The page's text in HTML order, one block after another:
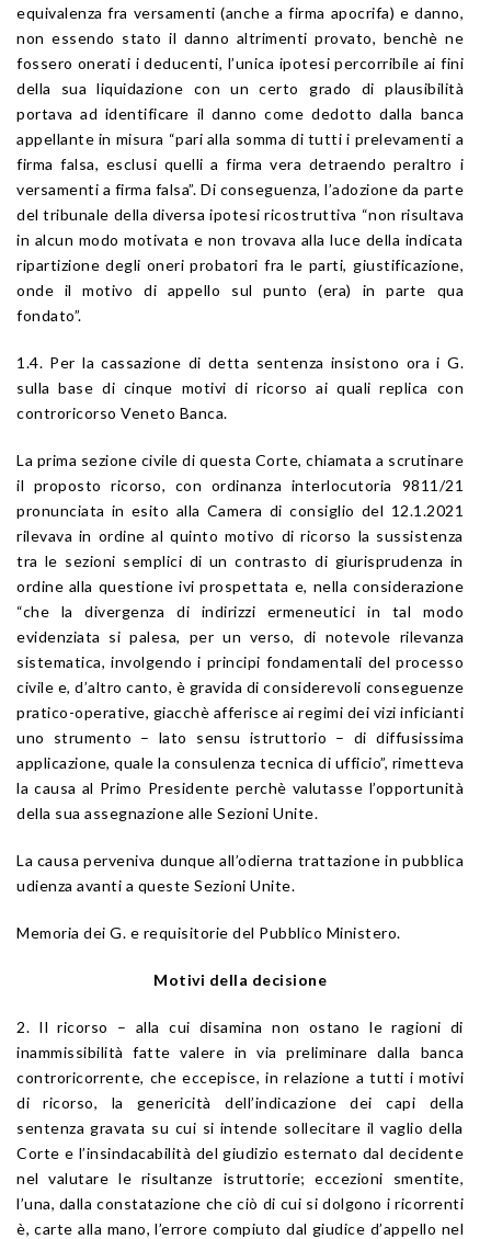
equivalenza fra versamenti (anche a firma apocrifa) e danno,
non essendo stato il danno altrimenti provato, benchè ne
fossero onerati i deducenti, l’unica ipotesi percorribile ai fini
della sua liquidazione con un certo grado di plausibilità
portava ad identificare il danno come dedotto dalla banca
appellante in misura “pari alla somma di tutti i prelevamenti a
firma falsa, esclusi quelli a firma vera detraendo peraltro i
versamenti a firma falsa”. Di conseguenza, l’adozione da parte
del tribunale della diversa ipotesi ricostruttiva “non risultava
in alcun modo motivata e non trovava alla luce della indicata
ripartizione degli oneri probatori fra le parti, giustificazione,
onde il motivo di appello sul punto (era) in parte qua
fondato”.
1.4. Per la cassazione di detta sentenza insistono ora i G.
sulla base di cinque motivi di ricorso ai quali replica con
controricorso Veneto Banca.
La prima sezione civile di questa Corte, chiamata a scrutinare
il proposto ricorso, con ordinanza interlocutoria 9811/21
pronunciata in esito alla Camera di consiglio del 12.1.2021
rilevava in ordine al quinto motivo di ricorso la sussistenza
tra le sezioni semplici di un contrasto di giurisprudenza in
ordine alla questione ivi prospettata e, nella considerazione
“che la divergenza di indirizzi ermeneutici in tal modo
evidenziata si palesa, per un verso, di notevole rilevanza
sistematica, involgendo i principi fondamentali del processo
civile e, d’altro canto, è gravida di considerevoli conseguenze
pratico-operative, giacchè afferisce ai regimi dei vizi inficianti
uno strumento – lato sensu istruttorio – di diffusissima
applicazione, quale la consulenza tecnica di ufficio”, rimetteva
la causa al Primo Presidente perchè valutasse l’opportunità
della sua assegnazione alle Sezioni Unite.
La causa perveniva dunque all’odierna trattazione in pubblica
udienza avanti a queste Sezioni Unite.
Memoria dei G. e requisitorie del Pubblico Ministero.
Motivi della decisione
2. Il ricorso – alla cui disamina non ostano le ragioni di
inammissibilità fatte valere in via preliminare dalla banca
controricorrente, che eccepisce, in relazione a tutti i motivi
di ricorso, la genericità dell’indicazione dei capi della
sentenza gravata su cui si intende sollecitare il vaglio della
Corte e l’insindacabilità del giudizio esternato dal decidente
nel valutare le risultanze istruttorie; eccezioni smentite,
l’una, dalla constatazione che ciò di cui si dolgono i ricorrenti
è, carte alla mano, l’errore compiuto dal giudice d’appello nel